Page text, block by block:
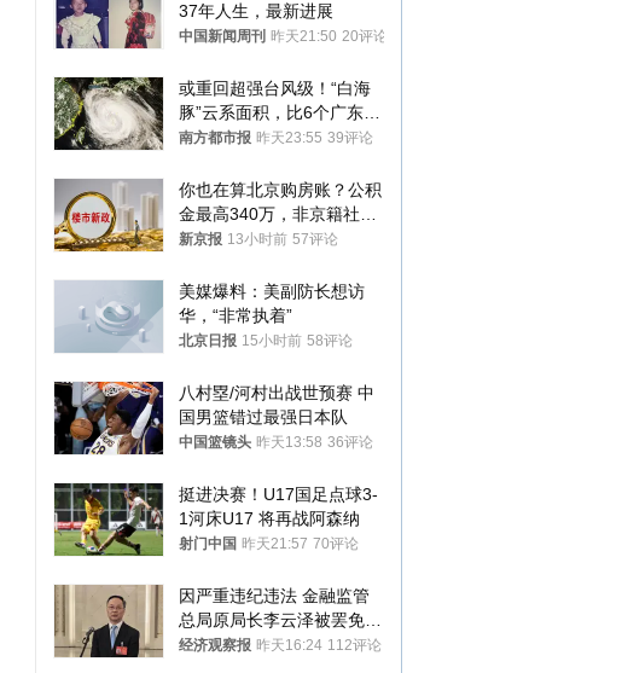
37年人生，最新进展
中国新闻周刊 昨天21:50 20评论
或重回超强台风级！“白海
豚”云系面积，比6个广东还
大！深圳官方：注意这件事
南方都市报 昨天23:55 39评论
你也在算北京购房账？公积
金最高340万，非京籍社保
1年
新京报 13小时前 57评论
美媒爆料：美副防长想访
华，“非常执着”
北京日报 15小时前 58评论
八村塁/河村出战世预赛 中
国男篮错过最强日本队
中国篮镜头 昨天13:58 36评论
挺进决赛！U17国足点球3-
1河床U17 将再战阿森纳
射门中国 昨天21:57 70评论
因严重违纪违法 金融监管
总局原局长李云泽被罢免全
国人大代表
经济观察报 昨天16:24 112评论